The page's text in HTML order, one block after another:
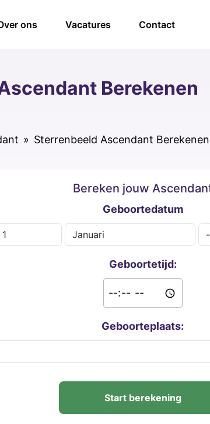
ons Vacatures Contact
Berekenen
» Sterrenbeeld Ascendant Berekenen
Bereken jouw
Geboortedatum
Geboortetijd:
Geboorteplaats:
Start berekening